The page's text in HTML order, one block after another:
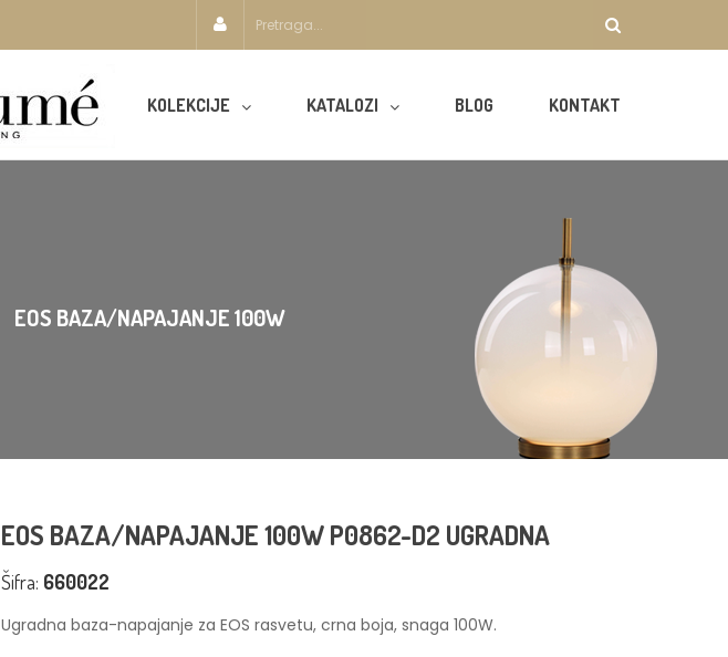
KONTAKT
BLOG
KATALOZI
KOLEKCIJE
EOS BAZA/NAPAJANJE 100W
EOS BAZA/NAPAJANJE 100W P0862-D2 UGRADNA
Šifra: 660022
Ugradna baza-napajanje za EOS rasvetu, crna boja, snaga 100W.